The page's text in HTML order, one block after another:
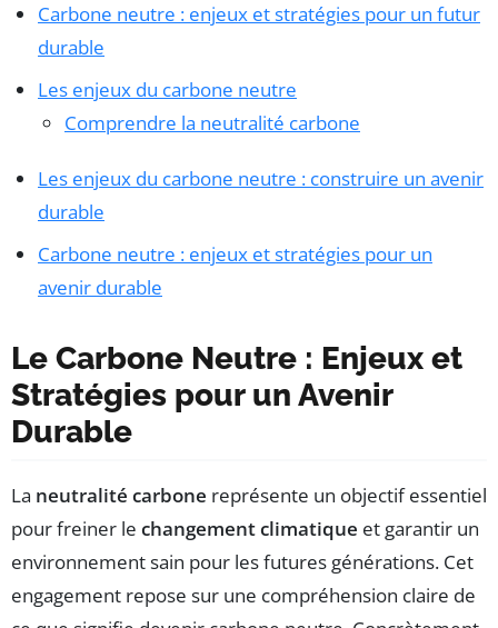
Carbone neutre : enjeux et stratégies pour un futur
durable
Les enjeux du carbone neutre
Comprendre la neutralité carbone
Les enjeux du carbone neutre : construire un avenir
durable
Carbone neutre : enjeux et stratégies pour un
avenir durable
Le Carbone Neutre : Enjeux et
Stratégies pour un Avenir
Durable
La neutralité carbone représente un objectif essentiel
pour freiner le changement climatique et garantir un
environnement sain pour les futures générations. Cet
engagement repose sur une compréhension claire de